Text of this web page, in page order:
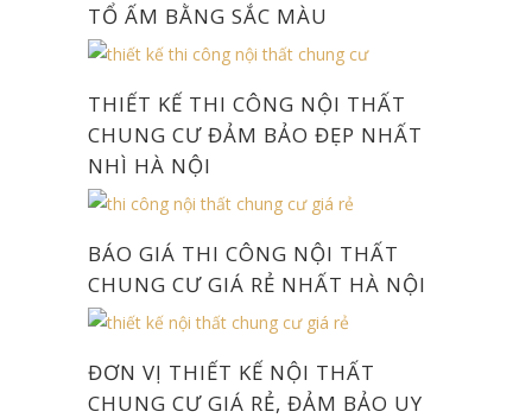
TỔ ẤM BẰNG SẮC MÀU
THIẾT KẾ THI CÔNG NỘI THẤT
CHUNG CƯ ĐẢM BẢO ĐẸP NHẤT
NHÌ HÀ NỘI
BÁO GIÁ THI CÔNG NỘI THẤT
CHUNG CƯ GIÁ RẺ NHẤT HÀ NỘI
ĐƠN VỊ THIẾT KẾ NỘI THẤT
CHUNG CƯ GIÁ RẺ, ĐẢM BẢO UY